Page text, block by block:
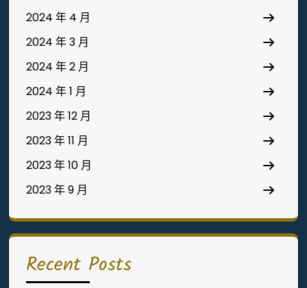
2024 年 4 月
2024 年 3 月
2024 年 2 月
2024 年 1 月
2023 年 12 月
2023 年 11 月
2023 年 10 月
2023 年 9 月
Recent Posts